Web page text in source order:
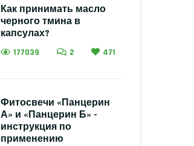
Как принимать масло
черного тмина в
капсулах?
177039 2 471
Фитосвечи «Панцерин
А» и «Панцерин Б» -
инструкция по
применению